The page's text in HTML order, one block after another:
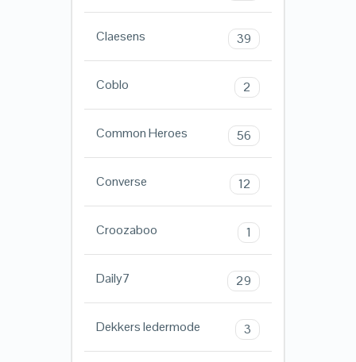
Claesens 39
Coblo 2
Common Heroes 56
Converse 12
Croozaboo 1
Daily7 29
Dekkers ledermode 3